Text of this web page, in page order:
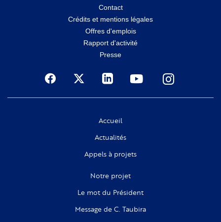
Contact
Crédits et mentions légales
Offres d'emplois
Rapport d'activité
Presse
Social
Accueil
Actualités
Appels à projets
Notre projet
Le mot du Président
Message de C. Taubira